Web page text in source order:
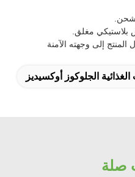
مغلق.
إلى وجهته الآمنة
الجلوكوز أوكسيديز
صلة